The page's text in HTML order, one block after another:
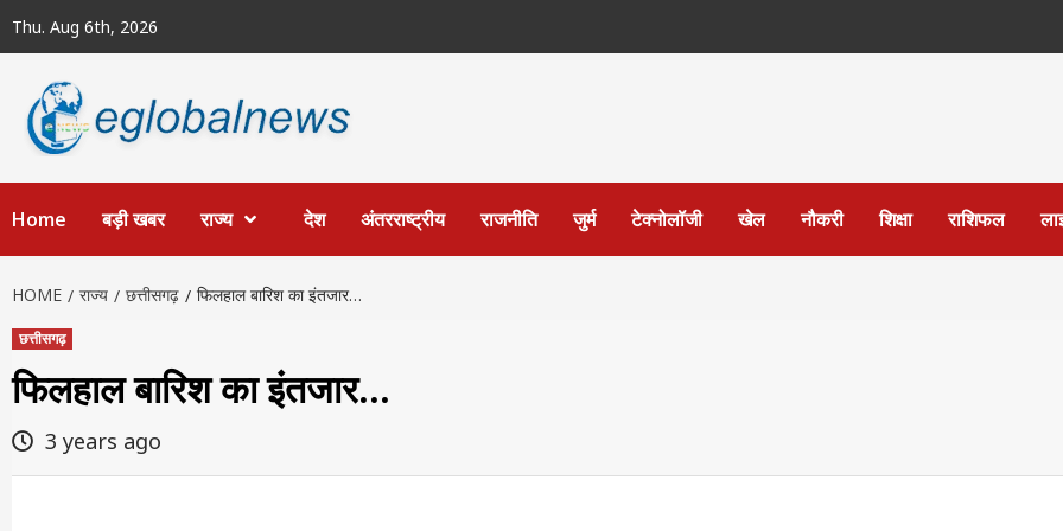
to
Thu. Aug 6th, 2026
Home बड़ी खबर राज्य देश अंतरराष्ट्रीय राजनीति जुर्म टेक्नोलॉजी खेल नौकरी शिक्षा राशिफल
HOME राज्य छत्तीसगढ़ फिलहाल बारिश का इंतजार…
छत्तीसगढ़
फिलहाल बारिश का इंतजार…
3 years ago